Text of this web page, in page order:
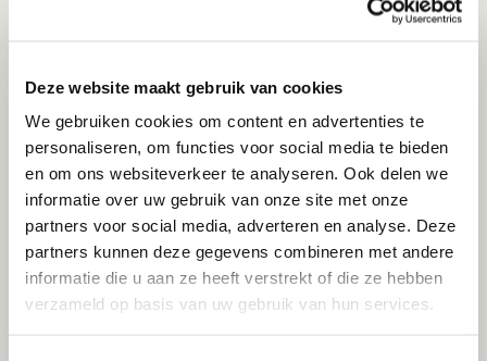
Deze website maakt gebruik van cookies
We gebruiken cookies om content en advertenties te
personaliseren, om functies voor social media te bieden
en om ons websiteverkeer te analyseren. Ook delen we
informatie over uw gebruik van onze site met onze
partners voor social media, adverteren en analyse. Deze
partners kunnen deze gegevens combineren met andere
informatie die u aan ze heeft verstrekt of die ze hebben
verzameld op basis van uw gebruik van hun services.